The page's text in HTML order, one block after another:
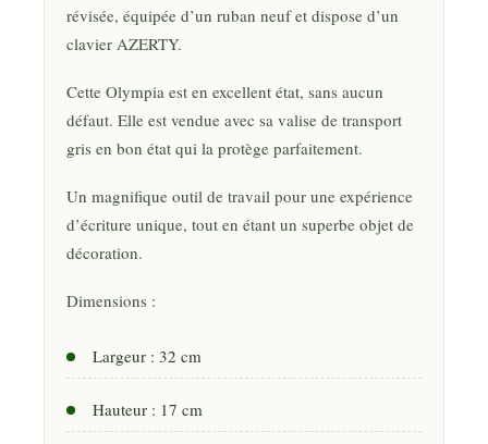
révisée, équipée d’un ruban neuf et dispose d’un
clavier AZERTY.
Cette Olympia est en excellent état, sans aucun
défaut. Elle est vendue avec sa valise de transport
gris en bon état qui la protège parfaitement.
Un magnifique outil de travail pour une expérience
d’écriture unique, tout en étant un superbe objet de
décoration.
Dimensions :
Largeur : 32 cm
Hauteur : 17 cm